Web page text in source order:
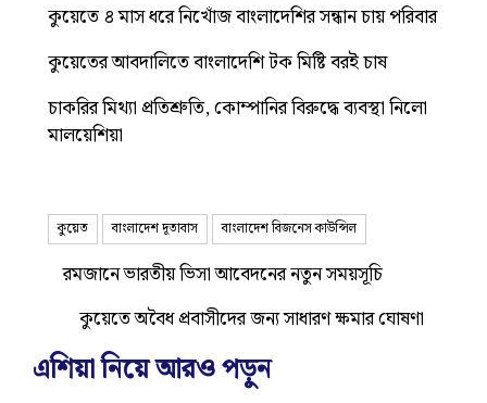
কুয়েতে ৪ মাস ধরে নিখোঁজ বাংলাদেশির সন্ধান চায় পরিবার
কুয়েতের আবদালিতে বাংলাদেশি টক মিষ্টি বরই চাষ
চাকরির মিথ্যা প্রতিশ্রুতি, কোম্পানির বিরুদ্ধে ব্যবস্থা নিলো
মালয়েশিয়া
কুয়েত বাংলাদেশ দূতাবাস বাংলাদেশ বিজনেস কাউন্সিল
রমজানে ভারতীয় ভিসা আবেদনের নতুন সময়সূচি
কুয়েতে অবৈধ প্রবাসীদের জন্য সাধারণ ক্ষমার ঘোষণা
এশিয়া নিয়ে আরও পড়ুন